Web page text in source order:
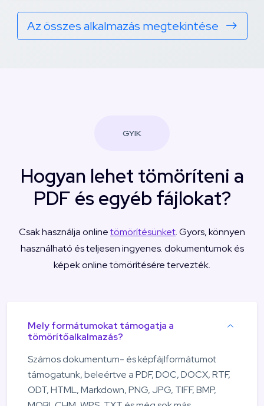
Az összes alkalmazás megtekintése
GYIK
Hogyan lehet tömöríteni a
PDF és egyéb fájlokat?
Csak használja onlinetömörítésünket. Gyors, könnyen
használható és teljesen ingyenes. dokumentumok és
képek online tömörítésére tervezték.
Mely formátumokat támogatja a
tömörítőalkalmazás?
Számos dokumentum- és képfájlformátumot
támogatunk, beleértve a PDF, DOC, DOCX, RTF,
ODT, HTML, Markdown, PNG, JPG, TIFF, BMP,